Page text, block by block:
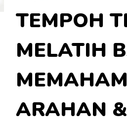
TEMPOH
MELATIH
ARAHAN &